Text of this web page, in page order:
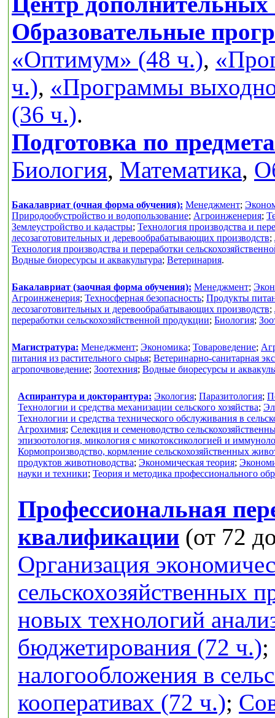
Образовательные
«Оптимум» (48 ч.),
ч.), «Программы
(36 ч.).
Подготовка по
Биология, Математика,
Бакалавриат (очная форма обучения): Менеджмент;
Природообустройство и водопользование; Агроинженерия;
Землеустройство и кадастры; Технология производства и
лесозаготовительных и деревообрабатывающих производств;
Технология производства и переработки
Водные биоресурсы и аквакультура; Ветеринария.
Бакалавриат (заочная форма обучения): Менеджмент;
Агроинженерия; Техносферная безопасность; Продукты
лесозаготовительных и деревообрабатывающих производств;
переработки сельскохозяйственной продукции; Биология;
Магистратура: Менеджмент; Экономика; Товароведение;
питания из растительного сырья; Ветеринарно-санитарная
агропочвоведение; Зоотехния; Водные биоресурсы и
Аспирантура и докторантура: Экология; Паразитология;
Технологии и средства механизации сельского хозяйства;
Технологии и средства технического обслуживания в
Агрохимия; Селекция и семеноводство
эпизоотология, микология с микотоксикологией и
Кормопроизводство, кормление сельскохозяйственных
продуктов животноводства; Экономическая теория;
науки и техники; Теория и методика профессионального
Профессиональная
квалификации (от 72
Организация
сельскохозяйственных
новых технологий
бюджетирования (72 ч.);
налогообложения в
кооперативах (72 ч.);